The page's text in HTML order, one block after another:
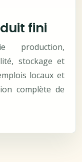
fini
production,
stockage et
locaux et
complète de